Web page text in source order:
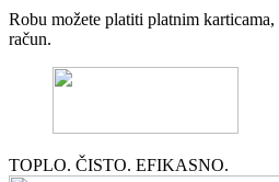
Robu možete platiti platnim
račun.
TOPLO. ČISTO. EFIKASNO.